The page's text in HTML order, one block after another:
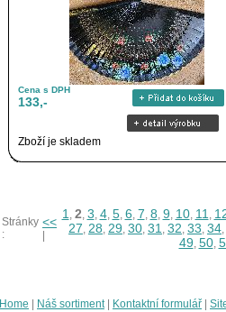
Cena s DPH
133,-
Zboží je skladem
Stránky
:
<<
1, 2, 3, 4, 5, 6, 7, 8, 9, 10, 11,
27, 28, 29, 30, 31 , 32, 33, 34,
49, 50,
Home Náš sortiment| Kontaktní formulář